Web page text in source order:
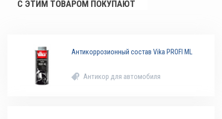
С ЭТИМ ТОВАРОМ ПОКУПАЮТ
Антикоррозионный состав Vika PROFI ML
Антикор для автомобиля